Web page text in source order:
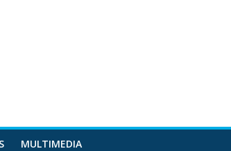
MULTIMEDIA